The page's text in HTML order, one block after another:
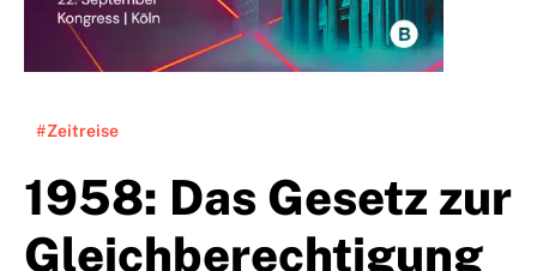
#Zeitreise
1958: Das Gesetz zur
Gleichberechtigung